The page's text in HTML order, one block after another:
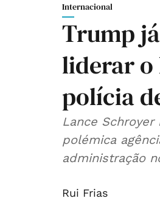
Internacional
Trump
liderar o
polícia
Lance
polémica agência responsável pela execução da política de imigração da
administração
Rui Frias